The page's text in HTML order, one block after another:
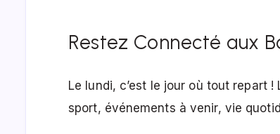
Restez Connecté aux
Le lundi, c’est le jour où tout repart
sport, événements à venir, vie